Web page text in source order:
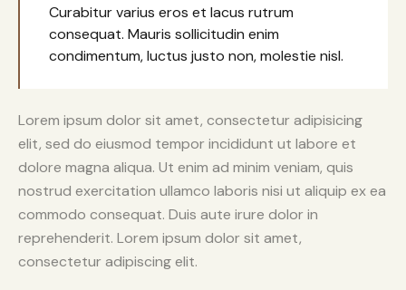
Curabitur varius eros et lacus rutrum
consequat. Mauris sollicitudin enim
condimentum, luctus justo non, molestie nisl.
Lorem ipsum dolor sit amet, consectetur adipisicing
elit, sed do eiusmod tempor incididunt ut labore et
dolore magna aliqua. Ut enim ad minim veniam, quis
nostrud exercitation ullamco laboris nisi ut aliquip ex ea
commodo consequat. Duis aute irure dolor in
reprehenderit. Lorem ipsum dolor sit amet,
consectetur adipiscing elit.